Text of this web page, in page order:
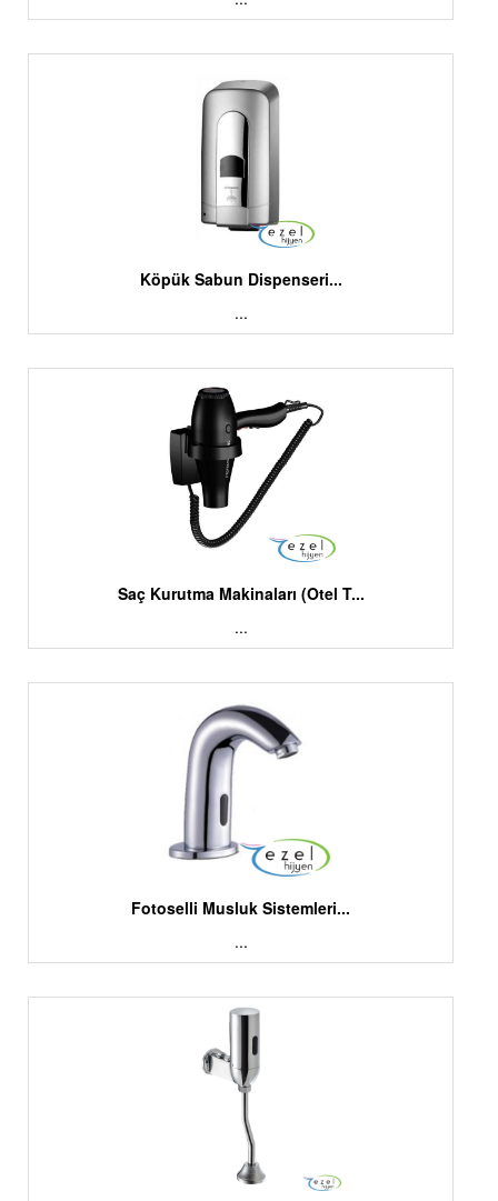
Köpük Sabun Dispenseri...
...
Saç Kurutma Makinaları (Otel T...
...
Fotoselli Musluk Sistemleri...
...